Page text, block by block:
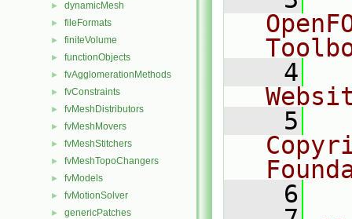
► dynamicMesh
► fileFormats
► finiteVolume
► functionObjects
► fvAgglomerationMethods
► fvConstraints
► fvMeshDistributors
► fvMeshMovers
► fvMeshStitchers
► fvMeshTopoChangers
► fvModels
► fvMotionSolver
► genericPatches
    4
    5
    6